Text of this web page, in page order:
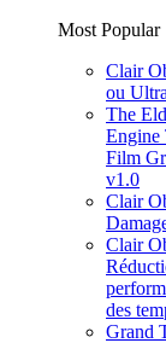
Most Popular
Clair
ou
The
Engine
Film
v1.0
Clair
Clair
des
Grand